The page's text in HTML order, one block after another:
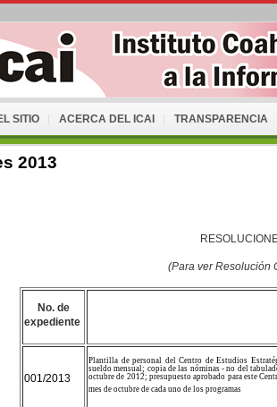
SITIO ACERCA DEL ICAI TRANSPARENCIA
2013
(Para ver Resolución
No. de
expediente
001/2013
Plantilla de personal del Centro de Estudios
sueldo mensual; copia de las nóminas - no del
octubre de 2012; presupuesto aprobado para este
mes de octubre de cada uno de los programas